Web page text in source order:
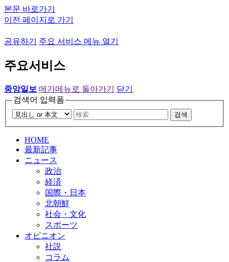
본문 바로가기
이전 페이지로 가기
공유하기 주요 서비스 메뉴 열기
주요서비스
중앙일보 메가메뉴로 돌아가기
닫기
검색어 입력폼
검색
HOME
最新記事
ニュース
政治
経済
国際・日本
北朝鮮
社会・文化
スポーツ
オピニオン
社説
コラム